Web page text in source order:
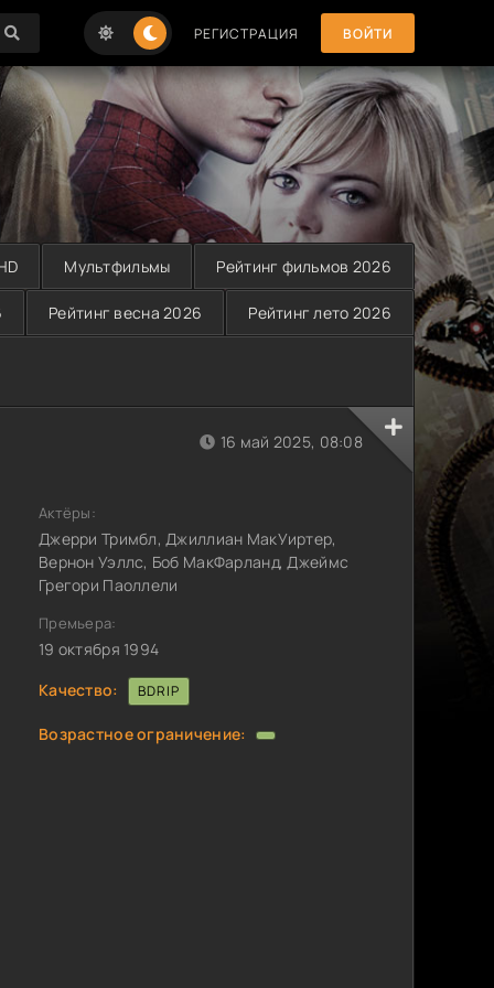
РЕГИСТРАЦИЯ ВОЙТИ
Мультфильмы Рейтинг фильмов 2026
Рейтинг весна 2026 Рейтинг лето 2026
16 май 2025, 08:08
Актёры:
Джерри Тримбл, Джиллиан МакУиртер,
Вернон Уэллс, Боб МакФарланд, Джеймс
Грегори Паоллели
Премьера:
19 октября 1994
Качество:
BDRIP
Возрастное ограничение: